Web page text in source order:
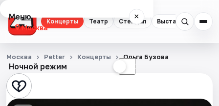
Концерты Театр Стендап Выставки
Меню ×
Москва
Концерты
Театр
Стендап
Ночной режим ☾
Москва Petter Концерты Ольга Бузова